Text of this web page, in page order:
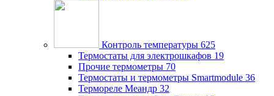
Контроль температуры 625
Термостаты для электрошкафов 19
Прочие термометры 70
Термостаты и термометры Smartmodule 36
Термореле Меандр 32